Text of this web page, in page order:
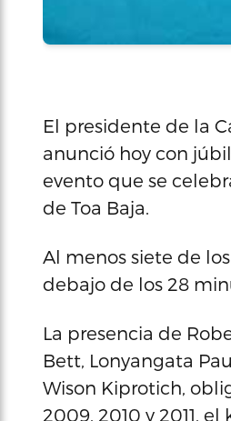
El presidente de la
anunció hoy con
evento que se
de Toa Baja.
Al menos siete de
debajo de los 28
La presencia de
Bett, Lonyangata
Wison Kiprotich,
2009, 2010 y 2011,